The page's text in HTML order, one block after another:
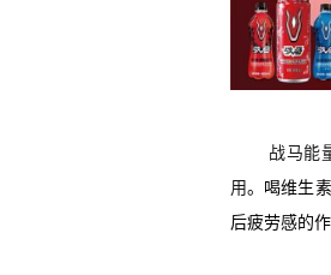
战马能
用。 喝维生
后疲劳感的